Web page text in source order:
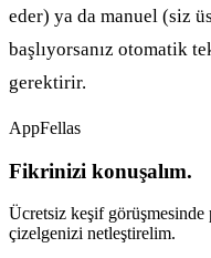
eder) ya da manuel (siz
başlıyorsanız otomatik
gerektirir.
AppFellas
Fikrinizi konuşalım.
Ücretsiz keşif
çizelgenizi netleştirelim.